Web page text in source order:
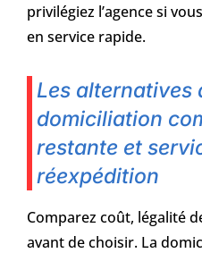
privilégiez l’agence si
en service rapide.
Les alternatives
domiciliation
restante et
réexpédition
Comparez coût, légalité
avant de choisir. La